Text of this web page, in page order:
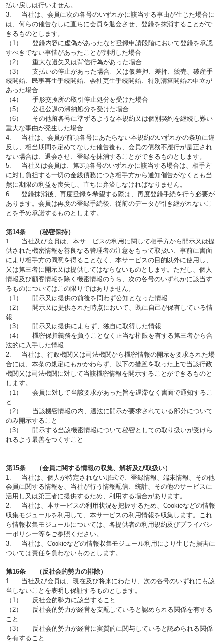
払い戻しは行いません。
3. 当社は、会員に次の各号のいずれかに該当する事由が生じた場合に
は、何らの催告なしに直ちに会員を退会させ、登録を抹消することがで
きるものとします。
（1） 登録内容に虚偽があったなど登録申請段階において登録を承認
すべきでない事情があったことが判明した場合
（2） 重大な過失又は背信行為があった場合
（3） 支払いの停止があった場合、又は仮差押、差押、競売、破産手
続開始、民事再生手続開始、会社更生手続開始、特別清算開始の申立が
あった場合
（4） 手形交換所の取引停止処分を受けた場合
（5） 公租公課の滞納処分を受けた場合
（6） その他前各号に準ずるような本規約又は個別契約を継続し難い
重大な事由が発生した場合
4. 当社は、会員が前項各号にあたらない本規約のいずれかの条項に違
反し、相当期間を定めてなした催告後も、会員の債務不履行が是正され
ない場合は、退会させ、登録を抹消することができるものとします。
5. 当社又は会員は、第3項各号のいずれかに該当する場合は、相手方
に対し負担する一切の金銭債務につき相手方から通知催告がなくとも当
然に期限の利益を喪失し、直ちに弁済しなければなりません。
6. 登録抹消後、再度登録を希望する際は、再度登録手続を行う必要が
あります。会員は再度の登録手続後、従前のデータが引き継がれないこ
とを予め承諾するものとします。
第14条 （秘密保持）
1. 当社及び会員は、本サービスの利用に関して相手方から開示又は提
供された機密情報を善良なる管理者の注意をもって取扱い、事前に書面
により相手方の同意を得ることなく、本サービスの目的以外に使用し、
又は第三者に開示又は提供してはならないものとします。ただし、個人
情報及び顧客情報を除く機密情報のうち、次の各号のいずれかに該当す
るものについてはこの限りではありません。
（1） 開示又は提供の前後を問わず公知となった情報
（2） 開示又は提供された時点において、既に自己が保有している情
報
（3） 開示又は提供によらず、独自に取得した情報
（4） 機密保持義務を負うことなく正当な権限を有する第三者から合
法的に入手した情報
2. 当社は、行政機関又は司法機関から機密情報の開示を要求された場
合には、本条の規定にもかかわらず、以下の措置を取った上で当該行政
機関又は司法機関に対して当該機密情報を開示することができるものと
します。
（1） 会員に対して当該要求があった旨を遅滞なく書面で通知するこ
と
（2） 当該機密情報の内、適法に開示が要求されている部分について
のみ開示すること
（3） 開示する当該機密情報について秘密としての取り扱いが受けら
れるよう最善をつくすこと
第15条 （会員に関する情報の収集、解析及び取扱い）
1. 当社は、個人が特定されない形式で、登録情報、端末情報、その他
会員に関する情報を、当社が行う情報配信、統計、その他のサービスに
活用し又は第三者に提供するため、利用する場合があります。
2. 当社は、本サービスの利用状況を把握するため、Cookieなどの情報
収集モジュールを利用して、本サービスの利用情報を収集します。これ
ら情報収集モジュールについては、各提供者の利用規約及びプライバシ
ーポリシー等をご参照ください。
3. 当社は、Cookieなどの情報収集モジュール利用により生じた損害に
ついては責任を負わないものとします。
第16条 （反社会的勢力の排除）
1. 当社及び会員は、現在及び将来にわたり、次の各号のいずれにも該
当しないことを表明し保証するものとします。
（1） 反社会的勢力に該当すること
（2） 反社会的勢力が経営を支配していると認められる関係を有する
こと
（3） 反社会的勢力が経営に実質的に関与していると認められる関係
を有すること